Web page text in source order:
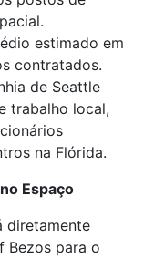
estimado em
contratados.
de Seattle
trabalho local,
na Flórida.
Espaço
diretamente
Bezos para o